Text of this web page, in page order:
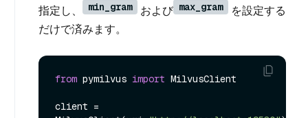
指定し、
min_gram および max_gram
を設定する
だけで済みます。
from pymilvus import MilvusClient
client =